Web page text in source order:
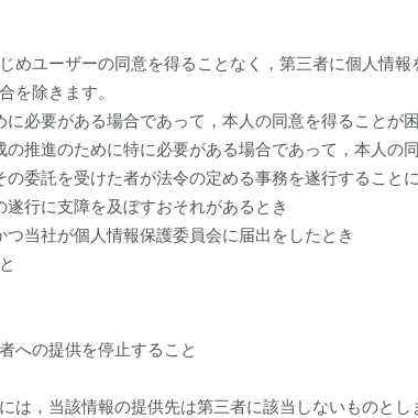
めユーザーの同意を得ることなく，第三者に個人情
を除きます。
必要がある場合であって，本人の同意を得ることが
推進のために特に必要がある場合であって，本人の
委託を受けた者が法令の定める事務を遂行すること
行に支障を及ぼすおそれがあるとき
当社が個人情報保護委員会に届出をしたとき
への提供を停止すること
は，当該情報の提供先は第三者に該当しないものとし